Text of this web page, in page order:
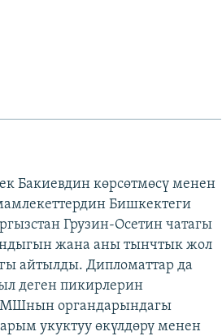
Бакиевдин көрсөтмөсү менен
Бишкектеги
Грузин-Осетин чатагы
жана аны тынчтык жол
айтылды. Дипломаттар да
деген пикирлерин
органдарындагы
укуктуу өкүлдөрү менен